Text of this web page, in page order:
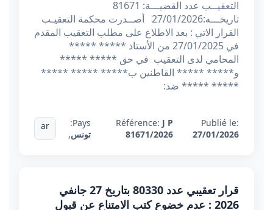
التعقيــب عدد القضيـــة: 81671
تاريخـــه:27/01/2026 أصــدرت محكمة التعقيـب
القرار الاتي : بعد الاطلاع على مطلب التعقيب المقدم
في 27/01/2025 من الأستاذ ***** *****
المحامي لدى التعقيب في حق ***** *****
و***** ***** القاطنين ب***** ***** *****
***** ***** ضد:
Publié le:
27/01/2026
Référence: J P
81671/2026
Pays:
تونس,
ar
قرار تعقيبي عدد 80330 بتاريخ 27 جانفي
2026 : عدم خضوع كتب الامتناع عن قبول